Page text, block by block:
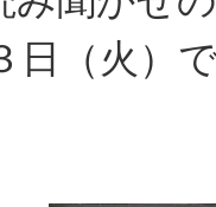
日（火）
】